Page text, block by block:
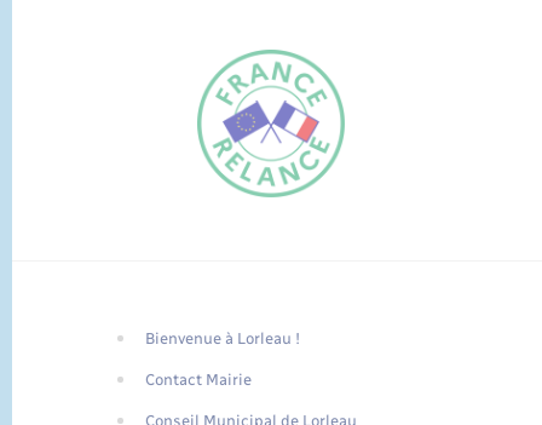
FR
Bienvenue à Lorleau !
Contact Mairie
Conseil Municipal de Lorleau